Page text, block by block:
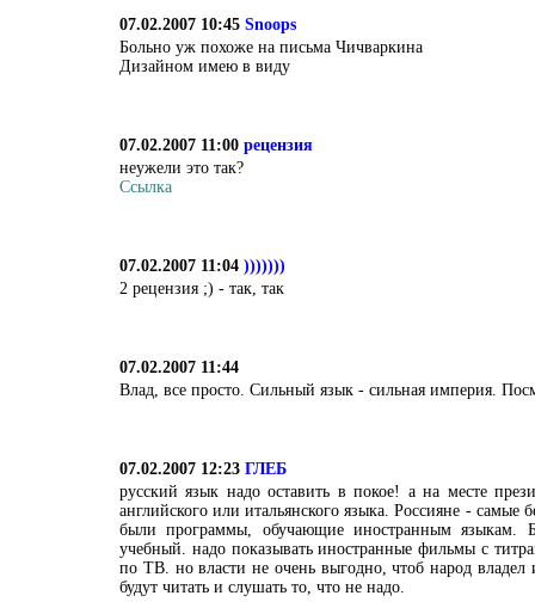
07.02.2007 10:45 Snoops
Больно уж похоже на письма Чичваркина
Дизайном имею в виду
07.02.2007 11:00 рецензия
неужели это так?
Ссылка
07.02.2007 11:04 )))))))
2 рецензия ;) - так, так
07.02.2007 11:44
Влад, все просто. Сильный язык - сильная империя.
07.02.2007 12:23 ГЛЕБ
русский язык надо оставить в покое! а на месте
английского или итальянского языка. Россияне - самые
были программы, обучающие иностранным языкам.
учебный. надо показывать иностранные фильмы с
по ТВ. но власти не очень выгодно, чтоб народ
будут читать и слушать то, что не надо.